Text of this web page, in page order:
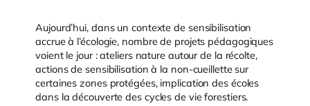
Aujourd’hui, dans un contexte de sensibilisation
accrue à l’écologie, nombre de projets pédagogiques
voient le jour : ateliers nature autour de la récolte,
actions de sensibilisation à la non-cueillette sur
certaines zones protégées, implication des écoles
dans la découverte des cycles de vie forestiers.